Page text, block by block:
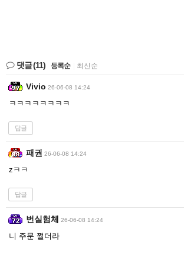
댓글(11) 등록순 최신순
Vivio 26-06-08 14:24
ㅋㅋㅋㅋㅋㅋㅋㅋ
답글
패권 26-06-08 14:24
zㅋㅋ
답글
번실험체 26-06-08 14:24
니 주문 쩔더라